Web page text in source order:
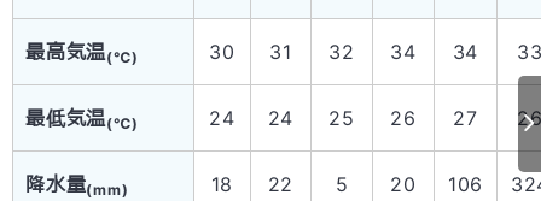
最高気温(℃) 30 31 32 34 34
最低気温(℃) 24 24 25 26 27
降水量(mm) 18 22 5 20 106